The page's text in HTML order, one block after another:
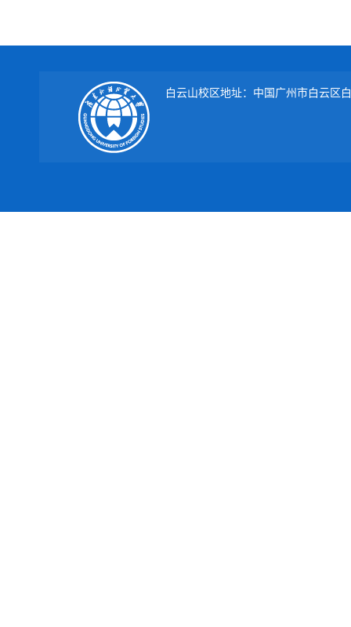
白云山校区地址：中国广州市白云区